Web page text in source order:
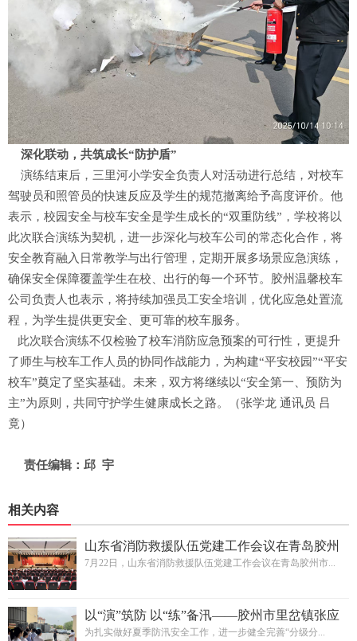
深化联动，共筑成长“防护盾”
演练结束后，三里河小学安全负责人对活动进行总结，对校车
驾驶员和照管员的快速反应及学生的规范撤离给予高度评价。他
表示，校园安全与校车安全是学生成长的“双重防线”，学校将以
此次联合演练为契机，进一步深化与校车公司的常态化合作，将
安全教育融入日常教学与出行管理，定期开展多场景应急演练，
确保安全保障覆盖学生在校、出行的每一个环节。胶州温馨校车
公司负责人也表示，将持续加强员工安全培训，优化应急处置流
程，为学生提供更安全、更可靠的校车服务。
此次联合演练不仅检验了校车消防应急预案的可行性，更提升
了师生与校车工作人员的协同作战能力，为构建“平安校园”“平安
校车”奠定了坚实基础。未来，双方将继续以“安全第一、预防为
主”为原则，共同守护学生健康成长之路。（张学龙 通讯员 吕
竟）
责任编辑：邱 宇
相关内容
山东省消防救援队伍党建工作会议在青岛胶州
市召开
7月22日，山东省消防救援队伍党建工作会议在青岛胶州市...
以“演”筑防 以“练”备汛——胶州市里岔镇张应
卫生院开展防汛应急演练活动
为扎实做好夏季防汛安全工作，进一步健全完善“分级分...